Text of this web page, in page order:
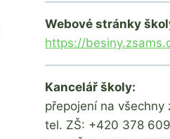
Webové stránky
https://
Kancelář školy:
přepojení na všechny
tel. ZŠ: +420 378